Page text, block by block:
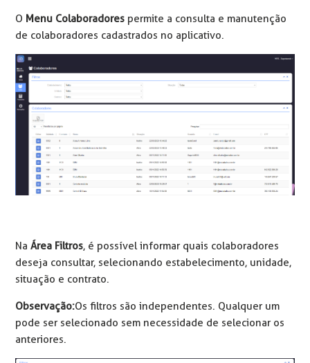
O Menu Colaboradores permite a consulta e manutenção
de colaboradores cadastrados no aplicativo.
NaÁrea Filtros, é possível informar quais colaboradores
deseja consultar, selecionando estabelecimento, unidade,
situação e contrato.
Observação:Os filtros são independentes. Qualquer um
pode ser selecionado sem necessidade de selecionar os
anteriores.